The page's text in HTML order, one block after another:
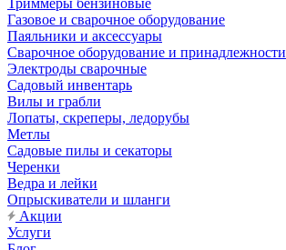
Триммеры бензиновые
Газовое и сварочное оборудование
Паяльники и аксессуары
Сварочное оборудование и принадлежности
Электроды сварочные
Садовый инвентарь
Вилы и грабли
Лопаты, скреперы, ледорубы
Метлы
Садовые пилы и секаторы
Черенки
Ведра и лейки
Опрыскиватели и шланги
Акции
Услуги